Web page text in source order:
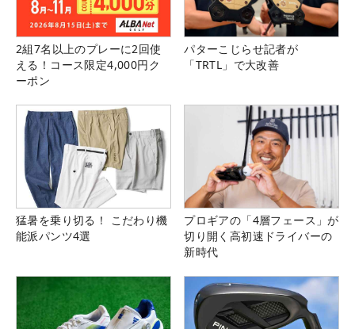
2組7名以上のプレーに2回使
える！コース限定4,000円ク
ーポン
パターこじらせ記者が
「TRTL」で大改善
猛暑を乗り切る！ こだわり機
能派パンツ4選
プロギアの「4層フェース」が
切り開く高初速ドライバーの
新時代